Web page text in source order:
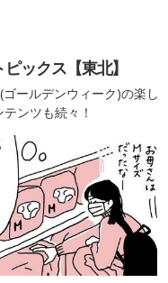
ックス【東北】
ールデンウィーク)の楽し
ンツも続々！